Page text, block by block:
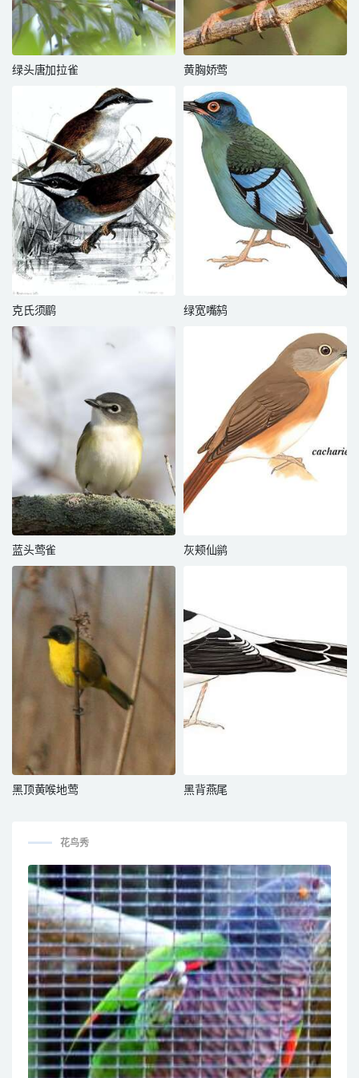
绿头唐加拉雀 黄胸娇莺
克氏须鹛 绿宽嘴鸫
蓝头莺雀 灰颊仙鹟
黑顶黄喉地莺 黑背燕尾
花鸟秀